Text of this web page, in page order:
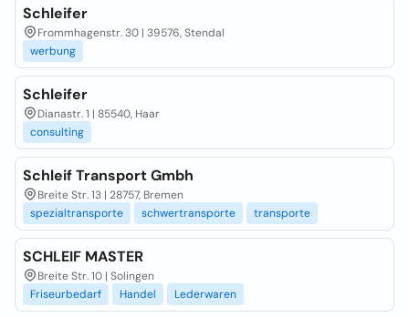
Schleifer
Frommhagenstr. 30 | 39576, Stendal
werbung
Schleifer
Dianastr. 1 | 85540, Haar
consulting
Schleif Transport Gmbh
Breite Str. 13 | 28757, Bremen
spezialtransporte
schwertransporte transporte
SCHLEIF MASTER
Breite Str. 10 | Solingen
Friseurbedarf
Handel Lederwaren